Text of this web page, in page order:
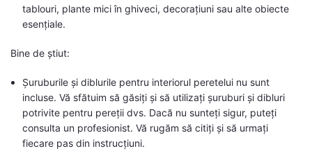
tablouri, plante mici în ghiveci, decorațiuni sau alte obiecte
esențiale.
Bine de știut:
Șuruburile și diblurile pentru interiorul peretelui nu sunt
incluse. Vă sfătuim să găsiți și să utilizați șuruburi și dibluri
potrivite pentru pereții dvs. Dacă nu sunteți sigur, puteți
consulta un profesionist. Vă rugăm să citiți și să urmați
fiecare pas din instrucțiuni.